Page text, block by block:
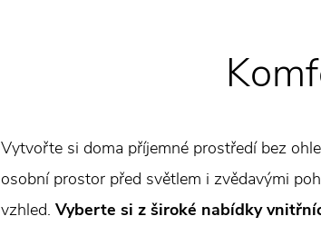
Vytvořte si doma příjemné prostředí bez
osobní prostor před světlem i zvědavými
vzhled. Vyberte si z široké nabídky